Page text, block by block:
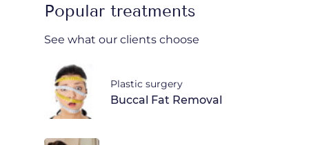
Popular treatments
See what our clients choose
Plastic surgery
Buccal Fat Removal